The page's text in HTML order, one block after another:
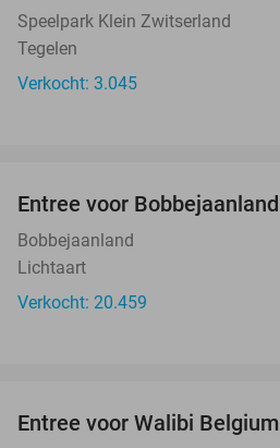
Speelpark Klein Zwitserland
Tegelen
Verkocht: 3.045
Entree voor Bobbejaanland
Bobbejaanland
Lichtaart
Verkocht: 20.459
Entree voor Walibi Belgium